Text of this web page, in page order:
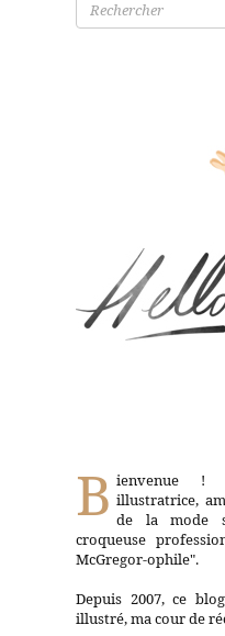
pour:
B ienvenue !
illustratrice,
de la mode
croqueuse
McGregor-ophile".
Depuis 2007, ce
illustré, ma cour de